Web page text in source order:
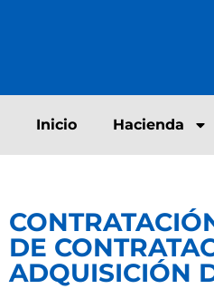
Inicio Hacienda
DE
ADQUISICIÓN